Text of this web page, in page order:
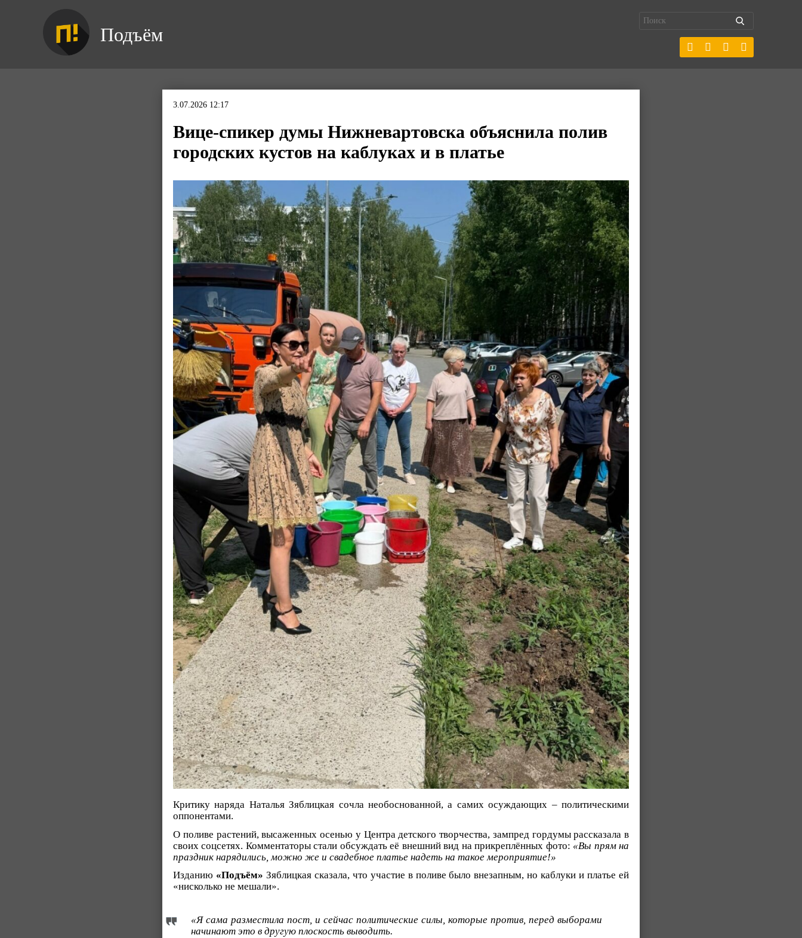
Подъём
3.07.2026 12:17
Вице-спикер думы Нижневартовска объяснила полив
городских кустов на каблуках и в платье
Критику наряда Наталья Зяблицкая сочла необоснованной, а самих осуждающих – политическими
оппонентами.
О поливе растений, высаженных осенью у Центра детского творчества, зампред гордумы рассказала в
своих соцсетях. Комментаторы стали обсуждать её внешний вид на прикреплённых фото: «Вы прям на
праздник нарядились, можно же и свадебное платье надеть на такое мероприятие!»
Изданию «Подъём» Зяблицкая сказала, что участие в поливе было внезапным, но каблуки и платье ей
«нисколько не мешали».
«Я сама разместила пост, и сейчас политические силы, которые против, перед выборами
начинают это в другую плоскость выводить.